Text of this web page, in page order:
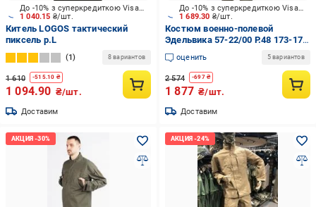
1 040.15 ₴/шт.
До -10% з суперкредиткою Visa Вигода
Китель LOGOS тактический
пиксель р.L
1 8 вариантов
1 610 -515.10 ₴
1 094.90 ₴/шт.
Доставим
1 689.30 ₴/шт.
До -10% з суперкредиткою Visa Вигода
Костюм военно-полевой
Эдельвика 57-22/00 Р.48 173-179
см р.M
оценить 5 вариантов
2 574 -697₴
1 877 ₴/шт.
Доставим